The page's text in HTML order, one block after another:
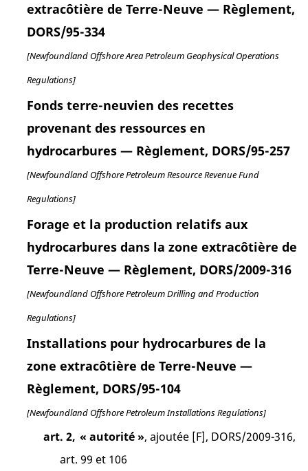
extracôtière de Terre-Neuve — Règlement,
DORS/95-334
[Newfoundland Offshore Area Petroleum Geophysical Operations
Regulations]
Fonds terre-neuvien des recettes
provenant des ressources en
hydrocarbures — Règlement, DORS/95-257
[Newfoundland Offshore Petroleum Resource Revenue Fund
Regulations]
Forage et la production relatifs aux
hydrocarbures dans la zone extracôtière de
Terre-Neuve — Règlement, DORS/2009-316
[Newfoundland Offshore Petroleum Drilling and Production
Regulations]
Installations pour hydrocarbures de la
zone extracôtière de Terre-Neuve —
Règlement, DORS/95-104
[Newfoundland Offshore Petroleum Installations Regulations]
art. 2, « autorité », ajoutée [F], DORS/2009-316,
art. 99 et 106